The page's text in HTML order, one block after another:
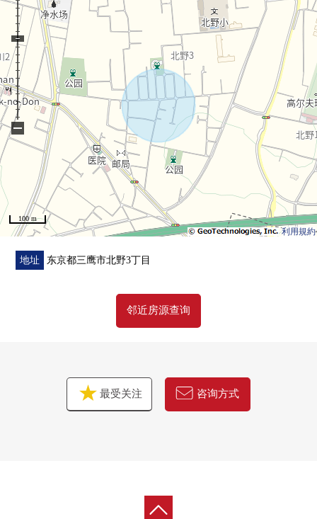
利用規約
100 m
−
地址 东京都三鹰市北野3丁目
邻近房源查询
最受关注 咨询方式